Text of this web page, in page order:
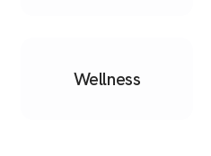
Wellness